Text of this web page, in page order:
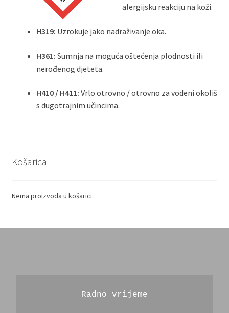
alergijsku reakciju na koži.
H319: Uzrokuje jako nadraživanje oka.
H361: Sumnja na moguća oštećenja plodnosti ili
nerođenog djeteta.
H410 / H411: Vrlo otrovno / otrovno za vodeni okoliš
s dugotrajnim učincima.
Košarica
Nema proizvoda u košarici.
Radno vrijeme